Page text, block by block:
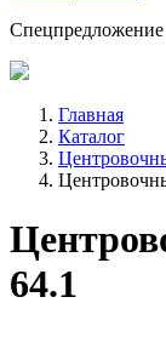
Спецпредложение
Главная
Каталог
64.1